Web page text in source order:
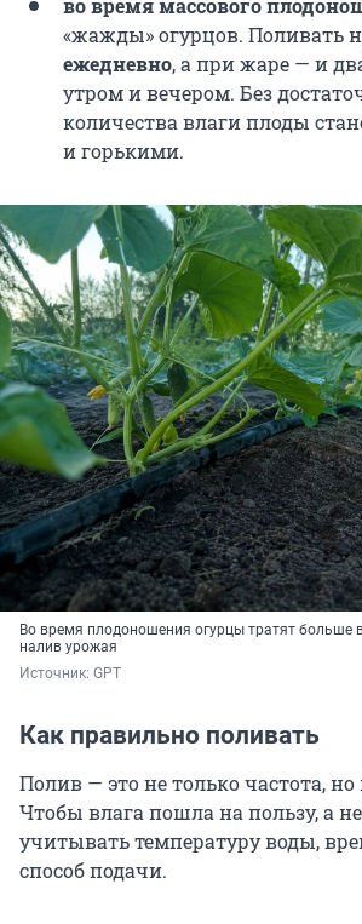
во время массового
«жажды» огурцов. Поливать
ежедневно, а при жаре — и
утром и вечером. Без
количества влаги плоды
и горькими.
Во время плодоношения огурцы тратят больше
налив урожая
Источник: GPT
Как правильно поливать
Полив — это не только частота, но
Чтобы влага пошла на пользу, а
учитывать температуру воды,
способ подачи.